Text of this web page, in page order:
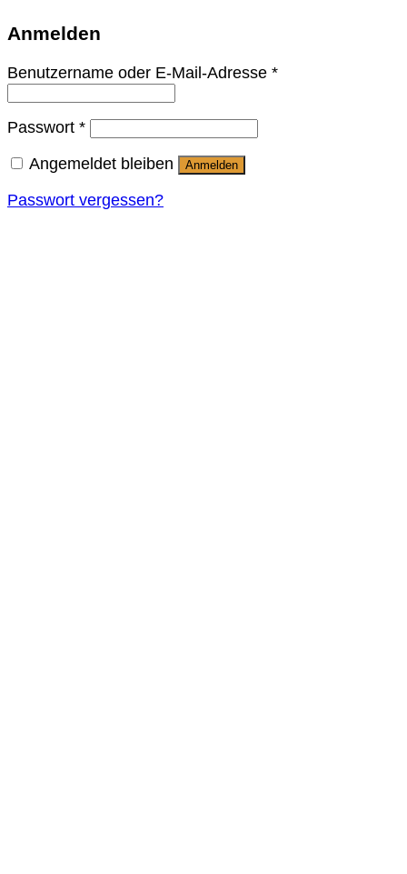
Anmelden
Benutzername oder E-Mail-Adresse *
Passwort *
Angemeldet bleiben
Anmelden
Passwort vergessen?